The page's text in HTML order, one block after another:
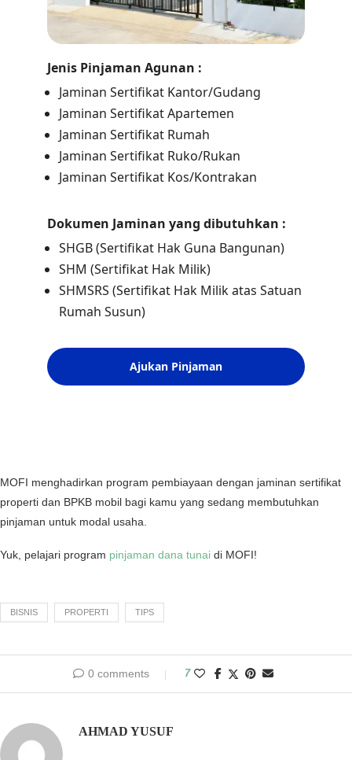
MOFI menghadirkan program pembiayaan dengan jaminan sertifikat
properti dan BPKB mobil bagi kamu yang sedang membutuhkan
pinjaman untuk modal usaha.
Yuk, pelajari program pinjaman dana tunai di MOFI!
BISNIS PROPERTI TIPS
0 comments 7
AHMAD YUSUF